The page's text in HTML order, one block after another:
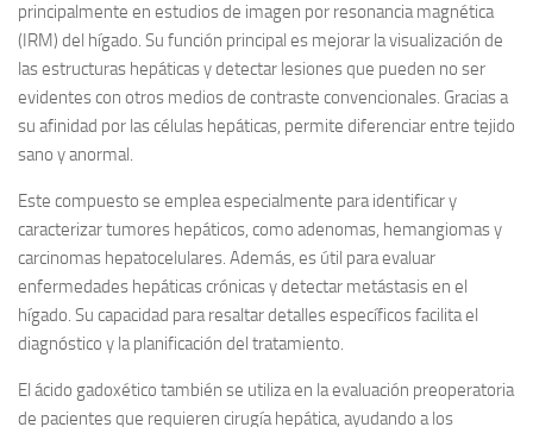
principalmente en estudios de imagen por resonancia magnética
(IRM) del hígado. Su función principal es mejorar la visualización de
las estructuras hepáticas y detectar lesiones que pueden no ser
evidentes con otros medios de contraste convencionales. Gracias a
su afinidad por las células hepáticas, permite diferenciar entre tejido
sano y anormal.
Este compuesto se emplea especialmente para identificar y
caracterizar tumores hepáticos, como adenomas, hemangiomas y
carcinomas hepatocelulares. Además, es útil para evaluar
enfermedades hepáticas crónicas y detectar metástasis en el
hígado. Su capacidad para resaltar detalles específicos facilita el
diagnóstico y la planificación del tratamiento.
El ácido gadoxético también se utiliza en la evaluación preoperatoria
de pacientes que requieren cirugía hepática, ayudando a los